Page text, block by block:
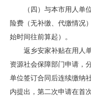
（四）与本市用人单位
险费（无补缴、代缴情况
始时间往前算起）。
返乡安家补贴在用人单
资源社会保障部门申请，
单位签订合同后连续缴纳
内提出，第二次申请在首